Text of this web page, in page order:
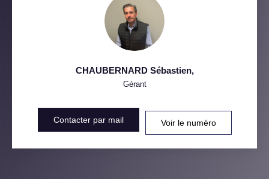
CHAUBERNARD Sébastien,
Gérant
Contacter par mail Voir le numéro